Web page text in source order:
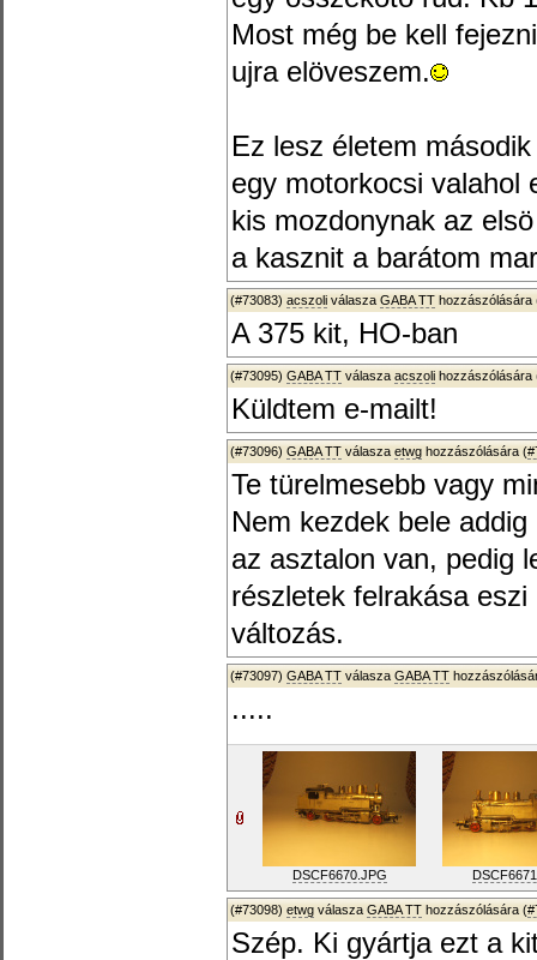
Most még be kell
ujra elöveszem.
Ez lesz életem
egy motorkocsi valahol
kis mozdonynak az
a kasznit a barátom
(#73083) acszoli válasza GABA TT hozzászólására
A 375 kit, HO-ban
(#73095) GABA TT válasza acszoli hozzászólására
Küldtem e-mailt!
(#73096) GABA TT válasza etwg hozzászólására (
Te türelmesebb vagy
Nem kezdek bele
az asztalon van, pedig
részletek felrakása
változás.
(#73097) GABA TT válasza GABA TT
.....
DSCF6670.JPG
(#73098) etwg válasza GABA TT hozzászólására (
Szép. Ki gyártja ezt a